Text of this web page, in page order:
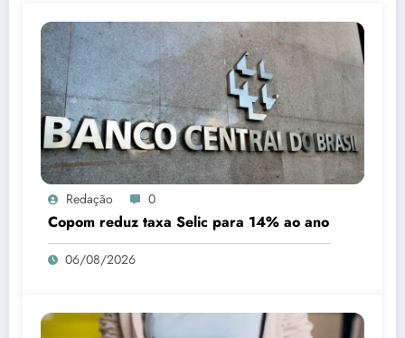
Redação 0
Copom reduz taxa Selic para 14% ao ano
06/08/2026